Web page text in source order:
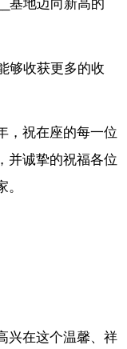
基地迈向新高的
够收获更多的收
，祝在座的每一位
并诚挚的祝福各位
兴在这个温馨、祥